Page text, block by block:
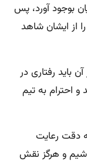
بوجود آورد، پس
از ایشان شاهد
باید رفتاری در
احترام به تیم
دقت رعایت
و هرگز نقش